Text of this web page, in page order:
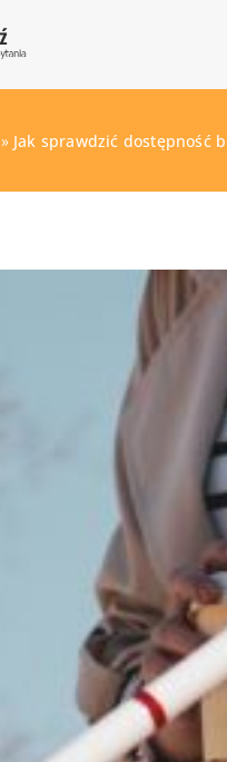
» Jak sprawdzić dostępność